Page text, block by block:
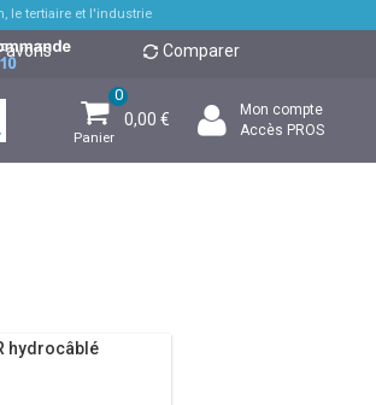
le tertiaire et l'industrie
Comparer
Panier
0
0,00 €
Mon compte
Accès PROS
hydrocâblé